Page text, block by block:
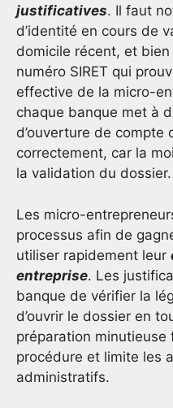
justificatives. Il faut
d’identité en cours de
domicile récent, et bien
numéro SIRET qui
effective de la micro-
chaque banque met à
d’ouverture de compte
correctement, car la
la validation du dossier.
Les micro-
processus afin de
utiliser rapidement leur
entreprise. Les
banque de vérifier la
d’ouvrir le dossier en
préparation
procédure et limite les
administratifs.